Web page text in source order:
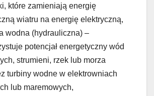
które zamieniają energię
wiatru na energię elektryczną,
wodna (hydrauliczna) –
potencjał energetyczny wód
strumieni, rzek lub morza
turbiny wodne w elektrowniach
lub maremowych,